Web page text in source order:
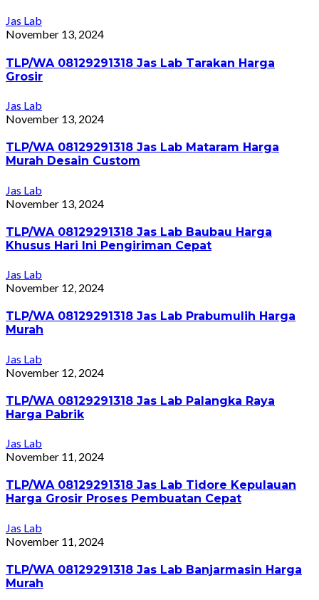
Jas Lab
November 13, 2024
TLP/WA 08129291318 Jas Lab Tarakan Harga
Grosir
Jas Lab
November 13, 2024
TLP/WA 08129291318 Jas Lab Mataram Harga
Murah Desain Custom
Jas Lab
November 13, 2024
TLP/WA 08129291318 Jas Lab Baubau Harga
Khusus Hari Ini Pengiriman Cepat
Jas Lab
November 12, 2024
TLP/WA 08129291318 Jas Lab Prabumulih Harga
Murah
Jas Lab
November 12, 2024
TLP/WA 08129291318 Jas Lab Palangka Raya
Harga Pabrik
Jas Lab
November 11, 2024
TLP/WA 08129291318 Jas Lab Tidore Kepulauan
Harga Grosir Proses Pembuatan Cepat
Jas Lab
November 11, 2024
TLP/WA 08129291318 Jas Lab Banjarmasin Harga
Murah